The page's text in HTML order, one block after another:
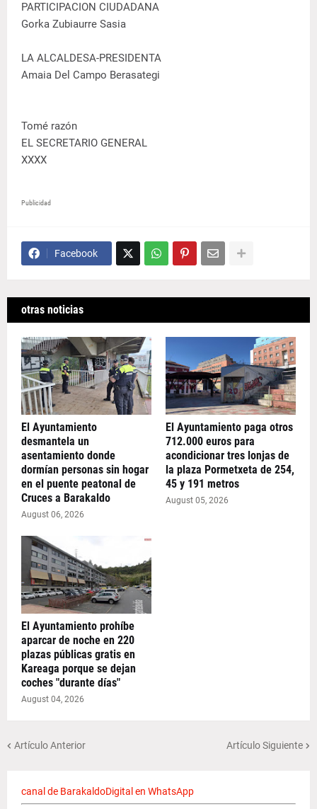
PARTICIPACION CIUDADANA
Gorka Zubiaurre Sasia
LA ALCALDESA-PRESIDENTA
Amaia Del Campo Berasategi
Tomé razón
EL SECRETARIO GENERAL
XXXX
Publicidad
Facebook
otras noticias
El Ayuntamiento
desmantela un
asentamiento donde
dormían personas sin hogar
en el puente peatonal de
Cruces a Barakaldo
August 06, 2026
El Ayuntamiento paga otros
712.000 euros para
acondicionar tres lonjas de
la plaza Pormetxeta de 254,
45 y 191 metros
August 05, 2026
El Ayuntamiento prohíbe
aparcar de noche en 220
plazas públicas gratis en
Kareaga porque se dejan
coches "durante días"
August 04, 2026
Artículo Anterior Artículo Siguiente
canal de BarakaldoDigital en WhatsApp